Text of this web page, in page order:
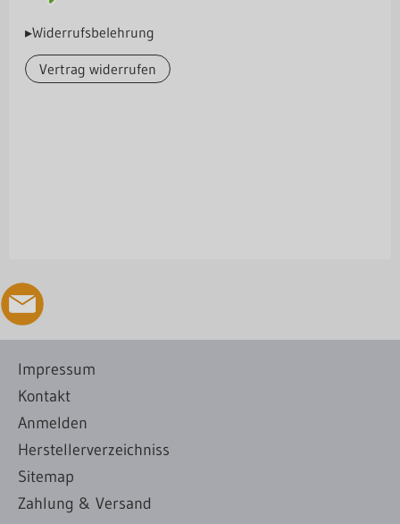
▸Widerrufsbelehrung
Vertrag widerrufen
Impressum
Kontakt
Anmelden
Herstellerverzeichniss
Sitemap
Zahlung & Versand